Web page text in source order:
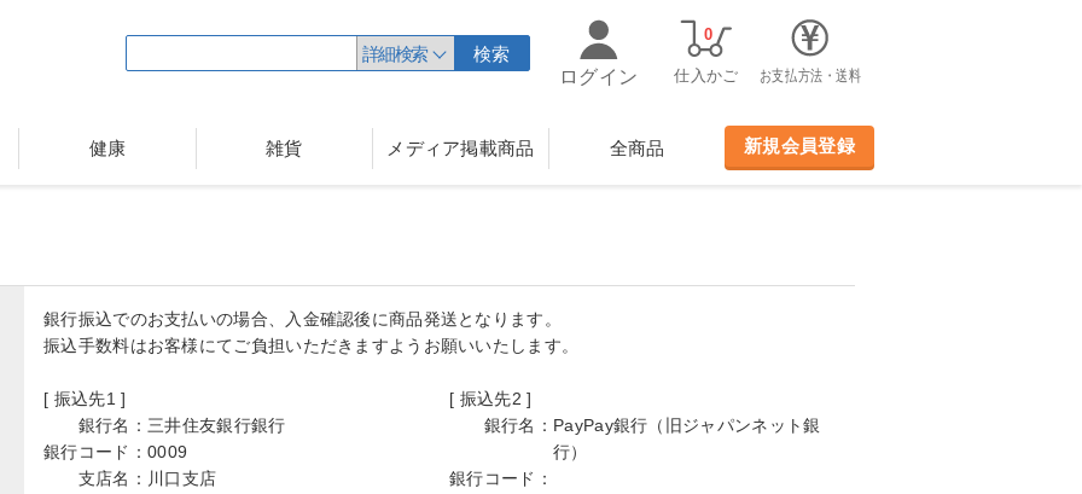
詳細検索
検索
ログイン
仕入かご
0
お支払方法・送料
健康 雑貨 メディア掲載商品 全商品 新規会員登録
銀行振込でのお支払いの場合、入金確認後に商品発送となります。
振込手数料はお客様にてご負担いただきますようお願いいたします。
[ 振込先1 ]
銀行名： 三井住友銀行銀行
銀行コード： 0009
支店名： 川口支店
[ 振込先2 ]
銀行名： PayPay銀行（旧ジャパンネット銀
行）
銀行コード：